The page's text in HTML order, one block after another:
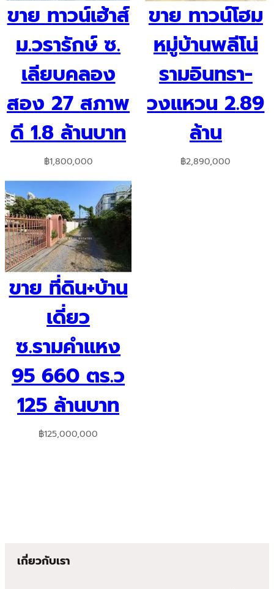
ขาย ทาวน์เฮ้าส์
ม.วรารักษ์ ซ.
เลียบคลอง
สอง 27 สภาพ
ดี 1.8 ล้านบาท
฿1,800,000
ขาย ทาวน์โฮม
หมู่บ้านพลีโน่
รามอินทรา-
วงแหวน 2.89
ล้าน
฿2,890,000
ขาย ที่ดิน+บ้าน
เดี่ยว
ซ.รามคำแหง
95 660 ตร.ว
125 ล้านบาท
฿125,000,000
เกี่ยวกับเรา